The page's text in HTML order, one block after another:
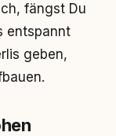
fängst Du
entspannt
geben,